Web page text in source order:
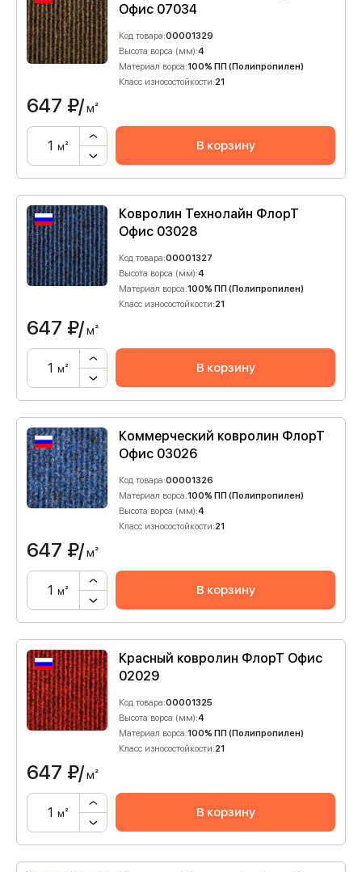
Офис 07034
Код товара:00001329
Высота ворса (мм):4
Материал ворса:100% ПП (Полипропилен)
Класс износостойкости:21
647 ₽/м²
м² В корзину
Ковролин Технолайн ФлорТ
Офис 03028
Код товара:00001327
Высота ворса (мм):4
Материал ворса:100% ПП (Полипропилен)
Класс износостойкости:21
647 ₽/м²
м² В корзину
Коммерческий ковролин ФлорТ
Офис 03026
Код товара:00001326
Материал ворса:100% ПП (Полипропилен)
Высота ворса (мм):4
Класс износостойкости:21
647 ₽/м²
м² В корзину
Красный ковролин ФлорТ Офис
02029
Код товара:00001325
Высота ворса (мм):4
Материал ворса:100% ПП (Полипропилен)
Класс износостойкости:21
647 ₽/м²
м² В корзину